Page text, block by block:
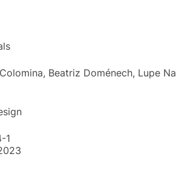
Beatriz Doménech, Lupe
1